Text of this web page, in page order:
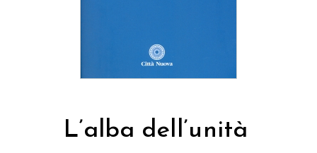
L’alba dell’unità